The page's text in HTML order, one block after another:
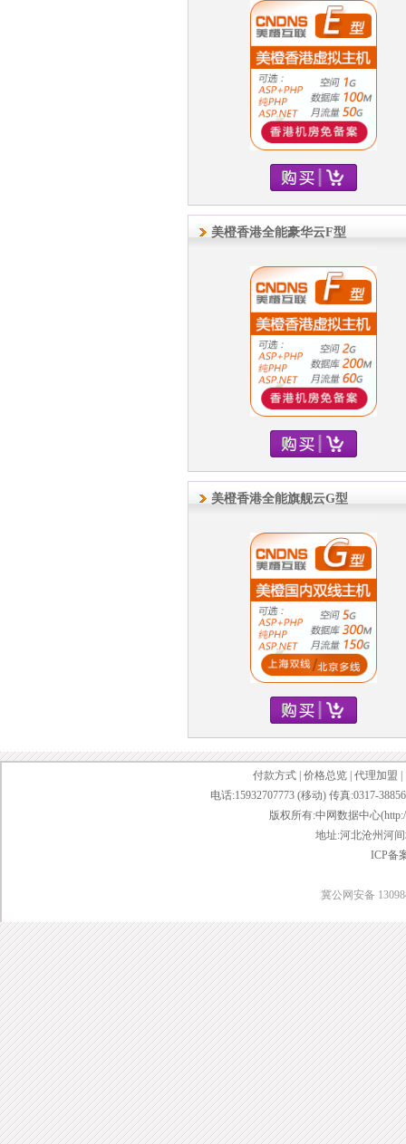
美橙香港全能豪华云F型
美橙香港全能旗舰云G型
付款方式 价格总览 代理加盟
电话:15932707773 (移动) 传真:0317-
版权所有:中网数据中心
地址:河北沧州河
ICP备
冀公网安备